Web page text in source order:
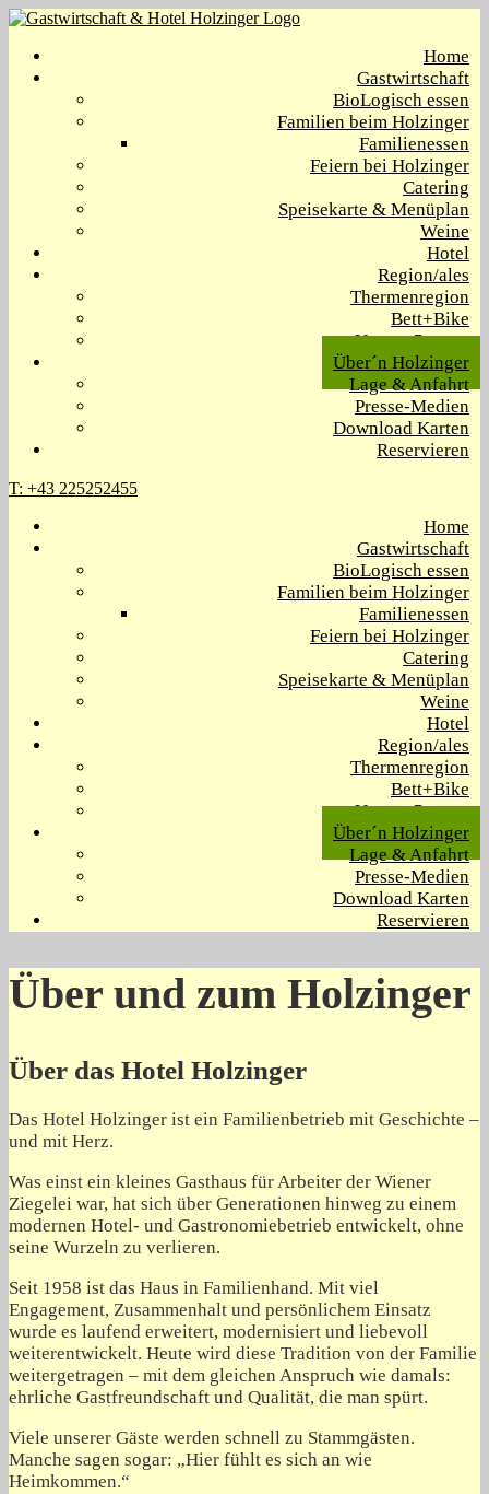
Home
Gastwirtschaft
BioLogisch essen
Familien beim Holzinger
Familienessen
Feiern bei Holzinger
Catering
Speisekarte & Menüplan
Weine
Hotel
Region/ales
Thermenregion
Bett+Bike
Unsere Partner
Über´n Holzinger
Lage & Anfahrt
Presse-Medien
Download Karten
Reservieren
T: +43 225252455
Home
Gastwirtschaft
BioLogisch essen
Familien beim Holzinger
Familienessen
Feiern bei Holzinger
Catering
Speisekarte & Menüplan
Weine
Hotel
Region/ales
Thermenregion
Bett+Bike
Unsere Partner
Über´n Holzinger
Lage & Anfahrt
Presse-Medien
Download Karten
Reservieren
Über und zum Holzinger
Über das Hotel Holzinger
Das Hotel Holzinger ist ein Familienbetrieb mit Geschichte –
und mit Herz.
Was einst ein kleines Gasthaus für Arbeiter der Wiener
Ziegelei war, hat sich über Generationen hinweg zu einem
modernen Hotel- und Gastronomiebetrieb entwickelt, ohne
seine Wurzeln zu verlieren.
Seit 1958 ist das Haus in Familienhand. Mit viel
Engagement, Zusammenhalt und persönlichem Einsatz
wurde es laufend erweitert, modernisiert und liebevoll
weiterentwickelt. Heute wird diese Tradition von der Familie
weitergetragen – mit dem gleichen Anspruch wie damals:
ehrliche Gastfreundschaft und Qualität, die man spürt.
Viele unserer Gäste werden schnell zu Stammgästen.
Manche sagen sogar: „Hier fühlt es sich an wie
Heimkommen.“